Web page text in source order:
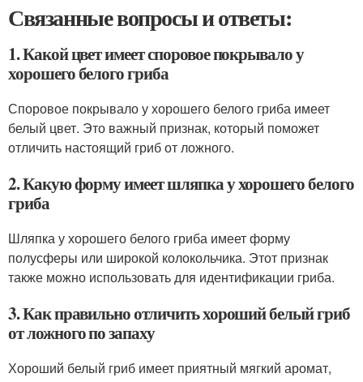
Связанные вопросы и ответы:
1. Какой цвет имеет споровое покрывало у
хорошего белого гриба
Споровое покрывало у хорошего белого гриба имеет
белый цвет. Это важный признак, который поможет
отличить настоящий гриб от ложного.
2. Какую форму имеет шляпка у хорошего белого
гриба
Шляпка у хорошего белого гриба имеет форму
полусферы или широкой колокольчика. Этот признак
также можно использовать для идентификации гриба.
3. Как правильно отличить хороший белый гриб
от ложного по запаху
Хороший белый гриб имеет приятный мягкий аромат,